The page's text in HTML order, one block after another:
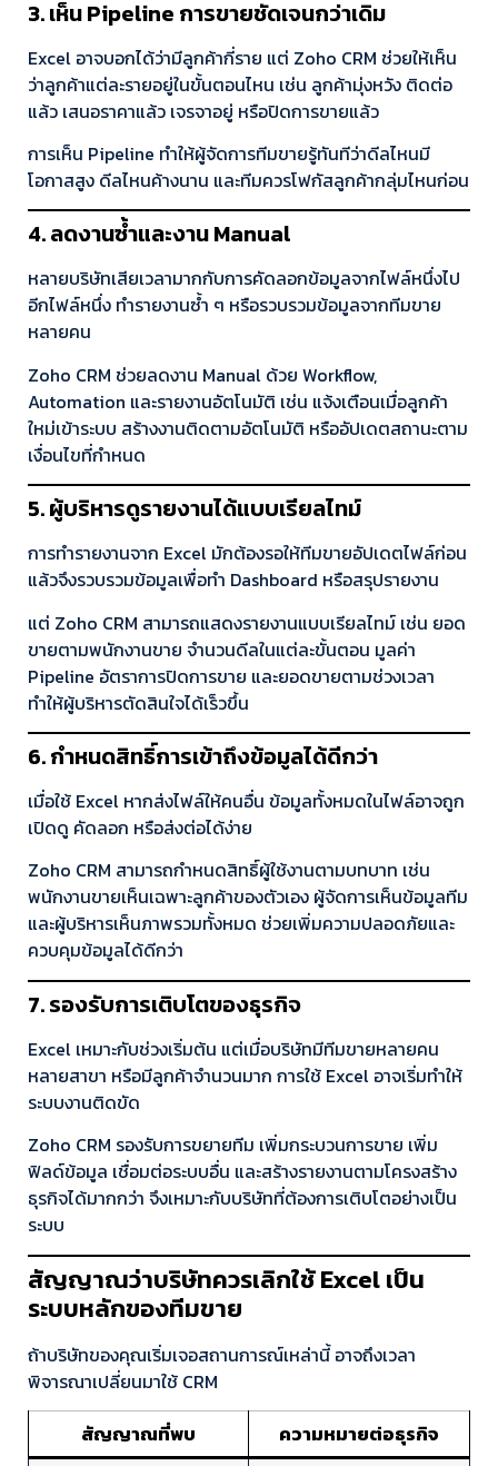
3. เห็น Pipeline การขายชัดเจนกว่าเดิม
Excel อาจบอกได้ว่ามีลูกค้ากี่ราย แต่ Zoho CRM ช่วยให้เห็น
ว่าลูกค้าแต่ละรายอยู่ในขั้นตอนไหน เช่น ลูกค้ามุ่งหวัง ติดต่อ
แล้ว เสนอราคาแล้ว เจรจาอยู่ หรือปิดการขายแล้ว
การเห็น Pipeline ทำให้ผู้จัดการทีมขายรู้ทันทีว่าดีลไหนมี
โอกาสสูง ดีลไหนค้างนาน และทีมควรโฟกัสลูกค้ากลุ่มไหนก่อน
4. ลดงานซ้ำและงาน Manual
หลายบริษัทเสียเวลามากกับการคัดลอกข้อมูลจากไฟล์หนึ่งไป
อีกไฟล์หนึ่ง ทำรายงานซ้ำ ๆ หรือรวบรวมข้อมูลจากทีมขาย
หลายคน
Zoho CRM ช่วยลดงาน Manual ด้วย Workflow,
Automation และรายงานอัตโนมัติ เช่น แจ้งเตือนเมื่อลูกค้า
ใหม่เข้าระบบ สร้างงานติดตามอัตโนมัติ หรืออัปเดตสถานะตาม
เงื่อนไขที่กำหนด
5. ผู้บริหารดูรายงานได้แบบเรียลไทม์
การทำรายงานจาก Excel มักต้องรอให้ทีมขายอัปเดตไฟล์ก่อน
แล้วจึงรวบรวมข้อมูลเพื่อทำ Dashboard หรือสรุปรายงาน
แต่ Zoho CRM สามารถแสดงรายงานแบบเรียลไทม์ เช่น ยอด
ขายตามพนักงานขาย จำนวนดีลในแต่ละขั้นตอน มูลค่า
Pipeline อัตราการปิดการขาย และยอดขายตามช่วงเวลา
ทำให้ผู้บริหารตัดสินใจได้เร็วขึ้น
6. กำหนดสิทธิ์การเข้าถึงข้อมูลได้ดีกว่า
เมื่อใช้ Excel หากส่งไฟล์ให้คนอื่น ข้อมูลทั้งหมดในไฟล์อาจถูก
เปิดดู คัดลอก หรือส่งต่อได้ง่าย
Zoho CRM สามารถกำหนดสิทธิ์ผู้ใช้งานตามบทบาท เช่น
พนักงานขายเห็นเฉพาะลูกค้าของตัวเอง ผู้จัดการเห็นข้อมูลทีม
และผู้บริหารเห็นภาพรวมทั้งหมด ช่วยเพิ่มความปลอดภัยและ
ควบคุมข้อมูลได้ดีกว่า
7. รองรับการเติบโตของธุรกิจ
Excel เหมาะกับช่วงเริ่มต้น แต่เมื่อบริษัทมีทีมขายหลายคน
หลายสาขา หรือมีลูกค้าจำนวนมาก การใช้ Excel อาจเริ่มทำให้
ระบบงานติดขัด
Zoho CRM รองรับการขยายทีม เพิ่มกระบวนการขาย เพิ่ม
ฟิลด์ข้อมูล เชื่อมต่อระบบอื่น และสร้างรายงานตามโครงสร้าง
ธุรกิจได้มากกว่า จึงเหมาะกับบริษัทที่ต้องการเติบโตอย่างเป็น
ระบบ
สัญญาณว่าบริษัทควรเลิกใช้ Excel เป็น
ระบบหลักของทีมขาย
ถ้าบริษัทของคุณเริ่มเจอสถานการณ์เหล่านี้ อาจถึงเวลา
พิจารณาเปลี่ยนมาใช้ CRM
สัญญาณที่พบ
ความหมายต่อธุรกิจ